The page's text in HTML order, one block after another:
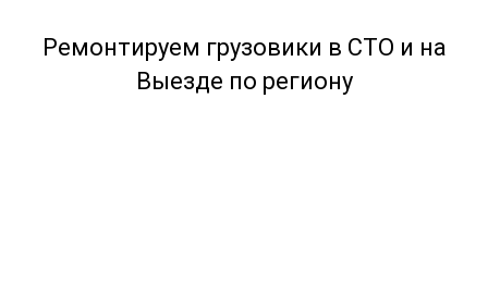
Ремонтируем грузовики в СТО и на
Выезде по региону